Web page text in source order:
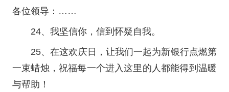
各位领导：……
24、我坚信你，信到怀疑自我。
25、在这欢庆日，让我们一起为新银行点燃第
一束蜡烛，祝福每一个进入这里的人都能得到温暖
与帮助！